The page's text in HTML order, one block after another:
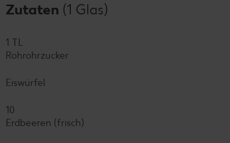
Zutaten (1 Glas)
1 TL
Rohrohrzucker
Eiswürfel
10
Erdbeeren (frisch)